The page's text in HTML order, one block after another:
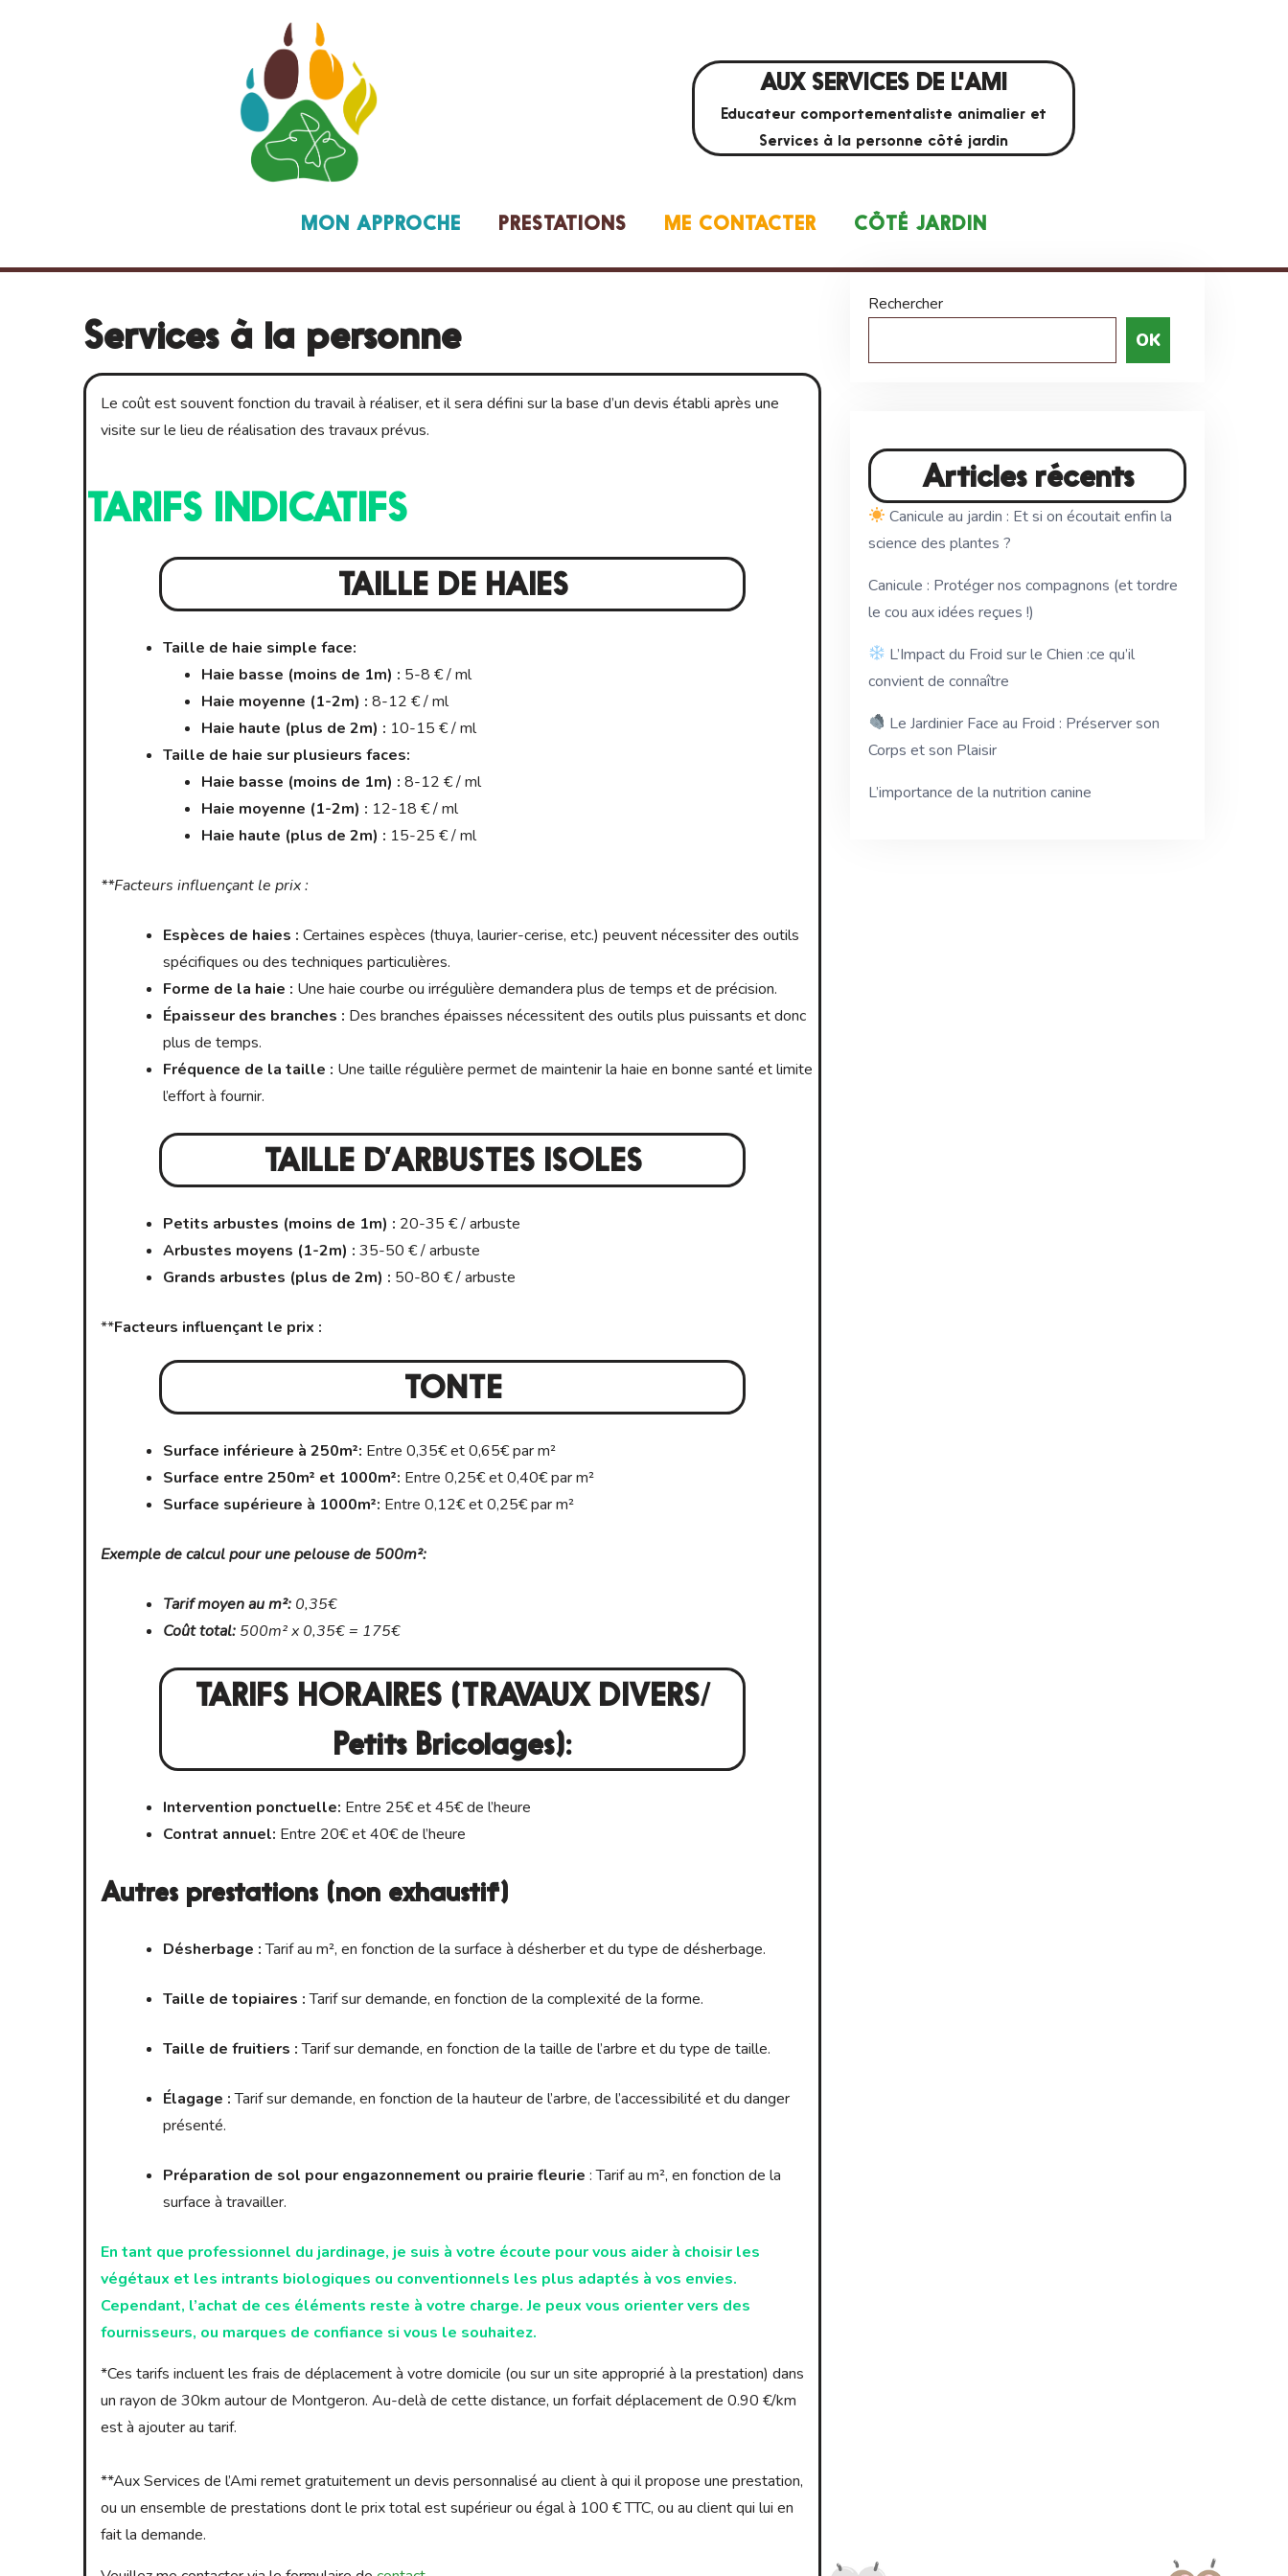
AUX SERVICES DE L'AMI
Educateur comportementaliste animalier et
Services à la personne côté jardin
MON APPROCHE PRESTATIONS ME CONTACTER CÔTÉ JARDIN
Services à la personne
Le coût est souvent fonction du travail à réaliser, et il sera défini sur la base d’un devis établi après une
visite sur le lieu de réalisation des travaux prévus.
TARIFS INDICATIFS
TAILLE DE HAIES
Taille de haie simple face:
Haie basse (moins de 1m) : 5-8 € / ml
Haie moyenne (1-2m) : 8-12 € / ml
Haie haute (plus de 2m) : 10-15 € / ml
Taille de haie sur plusieurs faces:
Haie basse (moins de 1m) : 8-12 € / ml
Haie moyenne (1-2m) : 12-18 € / ml
Haie haute (plus de 2m) : 15-25 € / ml
**Facteurs influençant le prix :
Espèces de haies : Certaines espèces (thuya, laurier-cerise, etc.) peuvent nécessiter des outils
spécifiques ou des techniques particulières.
Forme de la haie : Une haie courbe ou irrégulière demandera plus de temps et de précision.
Épaisseur des branches : Des branches épaisses nécessitent des outils plus puissants et donc
plus de temps.
Fréquence de la taille : Une taille régulière permet de maintenir la haie en bonne santé et limite
l’effort à fournir.
TAILLE D’ARBUSTES ISOLES
Petits arbustes (moins de 1m) : 20-35 € / arbuste
Arbustes moyens (1-2m) : 35-50 € / arbuste
Grands arbustes (plus de 2m) : 50-80 € / arbuste
**Facteurs influençant le prix :
TONTE
Surface inférieure à 250m²: Entre 0,35€ et 0,65€ par m²
Surface entre 250m² et 1000m²: Entre 0,25€ et 0,40€ par m²
Surface supérieure à 1000m²: Entre 0,12€ et 0,25€ par m²
Exemple de calcul pour une pelouse de 500m²:
Tarif moyen au m²: 0,35€
Coût total: 500m² x 0,35€ = 175€
TARIFS HORAIRES (TRAVAUX DIVERS/
Petits Bricolages):
Intervention ponctuelle: Entre 25€ et 45€ de l’heure
Contrat annuel: Entre 20€ et 40€ de l’heure
Autres prestations (non exhaustif)
Désherbage :Tarif au m², en fonction de la surface à désherber et du type de désherbage.
Taille de topiaires :Tarif sur demande, en fonction de la complexité de la forme.
Taille de fruitiers :Tarif sur demande, en fonction de la taille de l’arbre et du type de taille.
Élagage :Tarif sur demande, en fonction de la hauteur de l’arbre, de l’accessibilité et du danger
présenté.
Préparation de sol pour engazonnement ou prairie fleurie : Tarif au m², en fonction de la
surface à travailler.
En tant que professionnel du jardinage, je suis à votre écoute pour vous aider à choisir les
végétaux et les intrants biologiques ou conventionnels les plus adaptés à vos envies.
Cependant, l’achat de ces éléments reste à votre charge. Je peux vous orienter vers des
fournisseurs, ou marques de confiance si vous le souhaitez.
*Ces tarifs incluent les frais de déplacement à votre domicile (ou sur un site approprié à la prestation) dans
un rayon de 30km autour de Montgeron. Au-delà de cette distance, un forfait déplacement de 0.90 €/km
est à ajouter au tarif.
**Aux Services de l’Ami remet gratuitement un devis personnalisé au client à qui il propose une prestation,
ou un ensemble de prestations dont le prix total est supérieur ou égal à 100 € TTC, ou au client qui lui en
fait la demande.
Rechercher
OK
Articles récents
Canicule au jardin : Et si on écoutait enfin la
science des plantes ?
Canicule : Protéger nos compagnons (et tordre
le cou aux idées reçues !)
L’Impact du Froid sur le Chien :ce qu’il
convient de connaître
Le Jardinier Face au Froid : Préserver son
Corps et son Plaisir
L’importance de la nutrition canine